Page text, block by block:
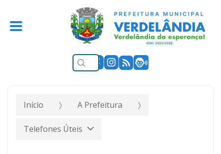
Início A Prefeitura
Telefones Úteis